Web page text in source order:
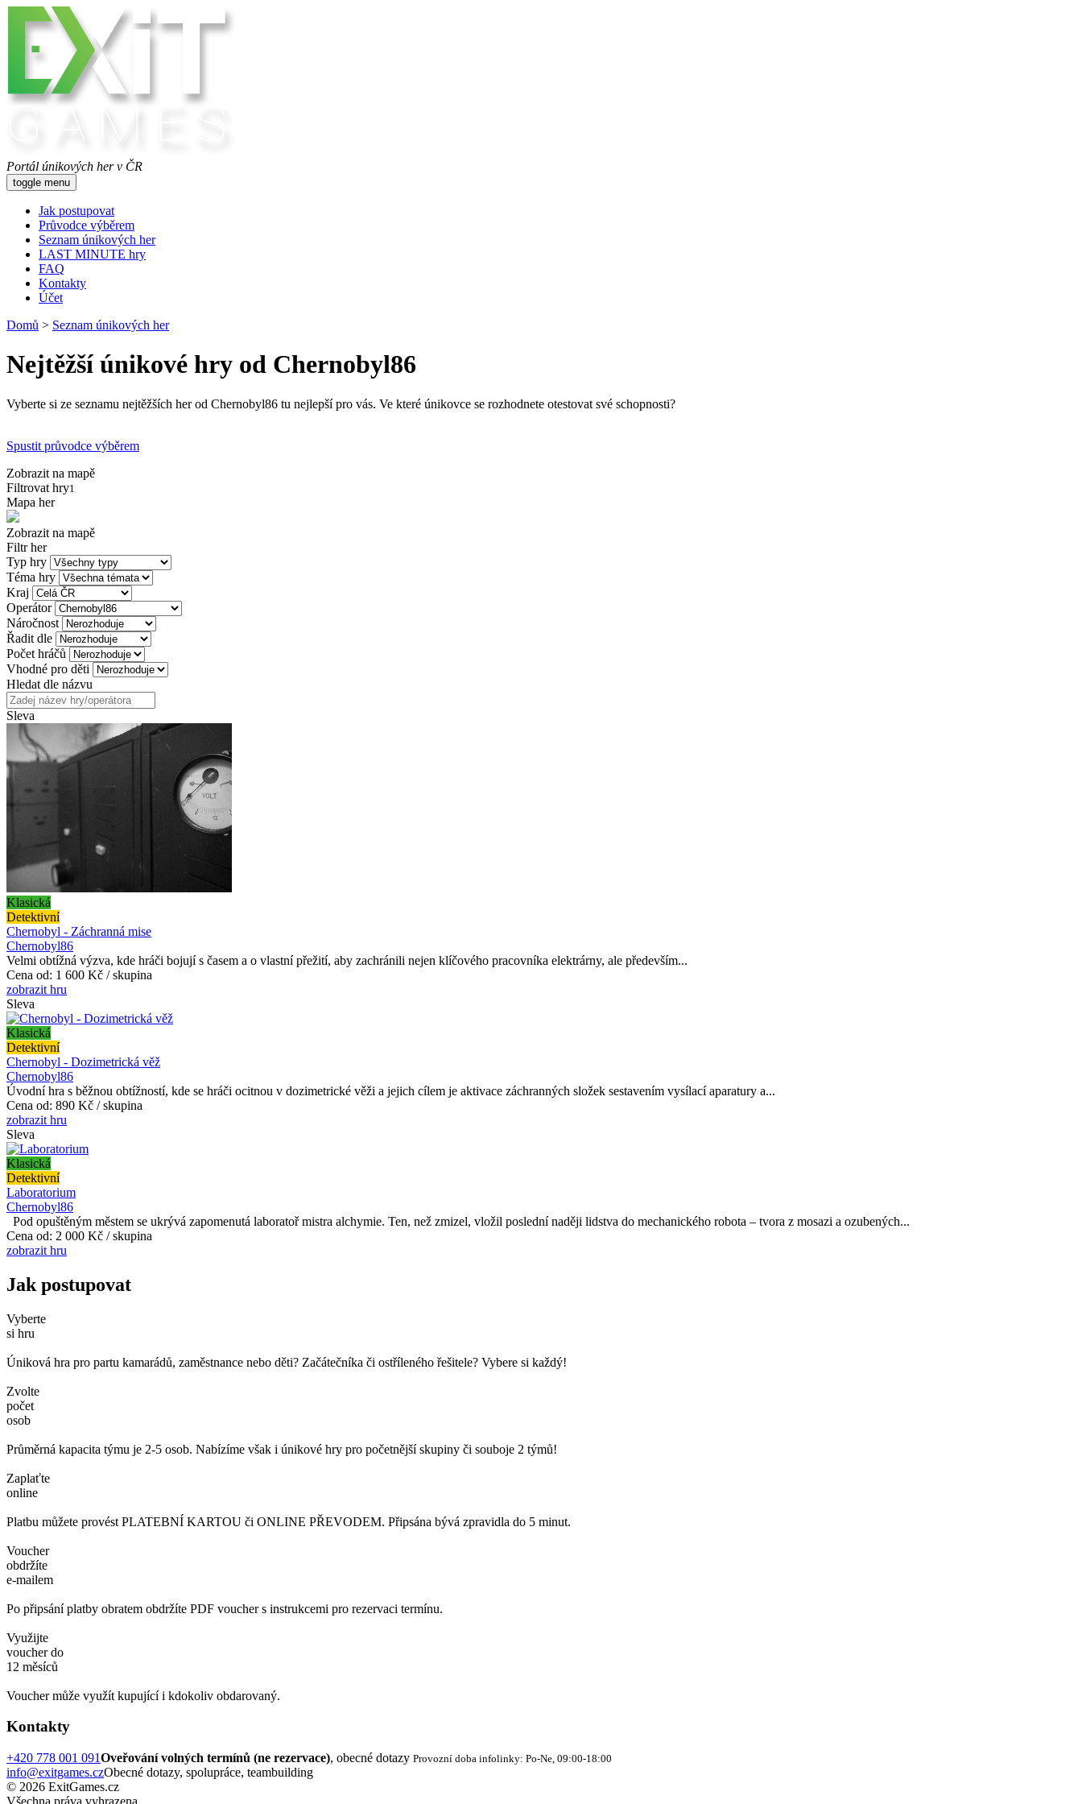
Portál únikových her v ČR
toggle menu
Jak postupovat
Průvodce výběrem
Seznam únikových her
LAST MINUTE hry
FAQ
Kontakty
Účet
Domů > Seznam únikových her
Nejtěžší únikové hry od Chernobyl86
Vyberte si ze seznamu nejtěžších her od Chernobyl86 tu nejlepší pro vás. Ve které únikovce se rozhodnete otestovat své schopnosti?
Spustit průvodce výběrem
Zobrazit na mapě
Filtrovat hry1
Mapa her
Zobrazit na mapě
Filtr her
Typ hry
Téma hry
Kraj
Operátor
Náročnost
Řadit dle
Počet hráčů
Vhodné pro děti
Hledat dle názvu
Sleva
Klasická
Detektivní
Chernobyl - Záchranná mise
Chernobyl86
Velmi obtížná výzva, kde hráči bojují s časem a o vlastní přežití, aby zachránili nejen klíčového pracovníka elektrárny, ale především...
Cena od: 1 600 Kč / skupina
zobrazit hru
Sleva
Klasická
Detektivní
Chernobyl - Dozimetrická věž
Chernobyl86
Úvodní hra s běžnou obtížností, kde se hráči ocitnou v dozimetrické věži a jejich cílem je aktivace záchranných složek sestavením vysílací aparatury a...
Cena od: 890 Kč / skupina
zobrazit hru
Sleva
Klasická
Detektivní
Laboratorium
Chernobyl86
Pod opuštěným městem se ukrývá zapomenutá laboratoř mistra alchymie. Ten, než zmizel, vložil poslední naději lidstva do mechanického robota – tvora z mosazi a ozubených...
Cena od: 2 000 Kč / skupina
zobrazit hru
Jak postupovat
Vyberte
si hru
Úniková hra pro partu kamarádů, zaměstnance nebo děti? Začátečníka či ostříleného řešitele? Vybere si každý!
Zvolte
počet
osob
Průměrná kapacita týmu je 2-5 osob. Nabízíme však i únikové hry pro početnější skupiny či souboje 2 týmů!
Zaplaťte
online
Platbu můžete provést PLATEBNÍ KARTOU či ONLINE PŘEVODEM. Připsána bývá zpravidla do 5 minut.
Voucher
obdržíte
e-mailem
Po připsání platby obratem obdržíte PDF voucher s instrukcemi pro rezervaci termínu.
Využijte
voucher do
12 měsíců
Voucher může využít kupující i kdokoliv obdarovaný.
Kontakty
+420 778 001 091Oveřování volných termínů (ne rezervace), obecné dotazy Provozní doba infolinky: Po-Ne, 09:00-18:00
info@exitgames.czObecné dotazy, spolupráce, teambuilding
© 2026 ExitGames.cz